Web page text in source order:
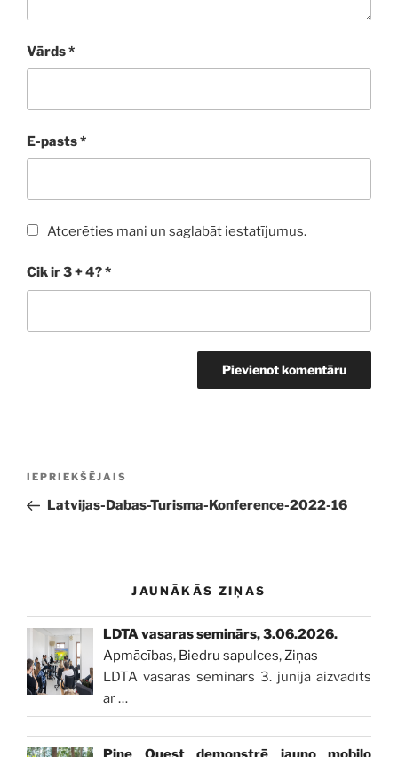
Vārds*
E-pasts*
Atcerēties mani un saglabāt iestatījumus.
Cik ir 3 + 4?*
Iepriekšējā
ziņa:
IEPRIEKŠĒJAIS
Latvijas-Dabas-Turisma-Konference-2022-16
JAUNĀKĀS ZIŅAS
LDTA vasaras seminārs, 3.06.2026.
Apmācības, Biedru sapulces,Ziņas
LDTA vasaras seminārs 3. jūnijā aizvadīts
ar…